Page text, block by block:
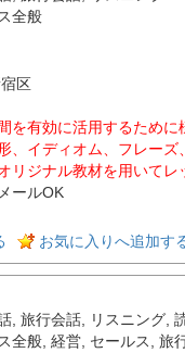
全般
区
を有効に活用するため
、イディオム、フレー
リジナル教材を用いてレ
ールOK
お気に入りへ追加す
, 旅行会話, リスニング,
全般, 経営, セールス
旅